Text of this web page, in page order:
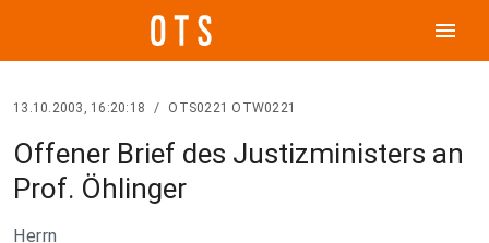
menu
13.10.2003, 16:20:18 / OTS0221 OTW0221
Offener Brief des Justizministers an
Prof. Öhlinger
Herrn